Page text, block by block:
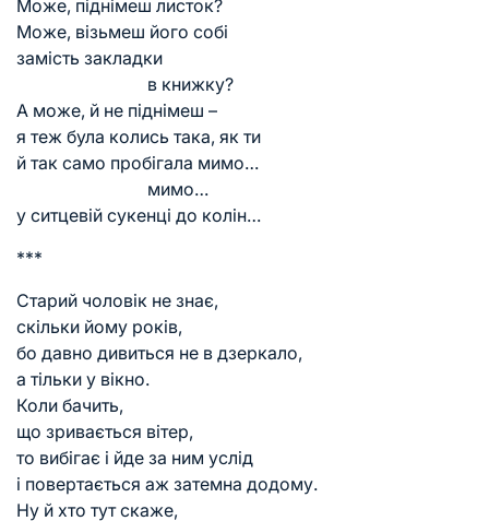
Може, піднімеш листок?
Може, візьмеш його собі
замість закладки
в книжку?
А може, й не піднімеш –
я теж була колись така, як ти
й так само пробігала мимо…
мимо…
у ситцевій сукенці до колін…
***
Старий чоловік не знає,
скільки йому років,
бо давно дивиться не в дзеркало,
а тільки у вікно.
Коли бачить,
що зривається вітер,
то вибігає і йде за ним услід
і повертається аж затемна додому.
Ну й хто тут скаже,